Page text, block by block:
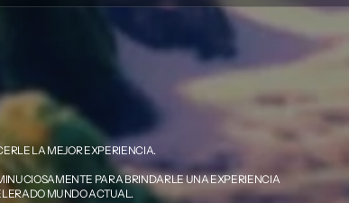
LA MEJOR EXPERIENCIA.
PARA BRINDARLE UNA EXPERIENCIA
MUNDO ACTUAL.